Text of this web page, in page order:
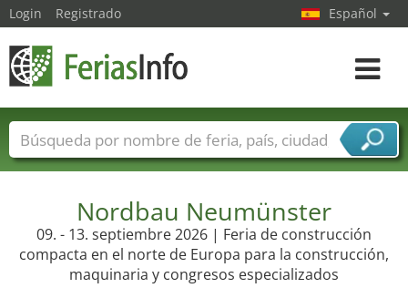
Nordbau Neumünster
09. - 13. septiembre 2026 | Feria de construcción
compacta en el norte de Europa para la construcción,
maquinaria y congresos especializados
Login Registrado Español
toggle
Nombres de ferias Países
Ciudades
Sectores de proveedor de servicios